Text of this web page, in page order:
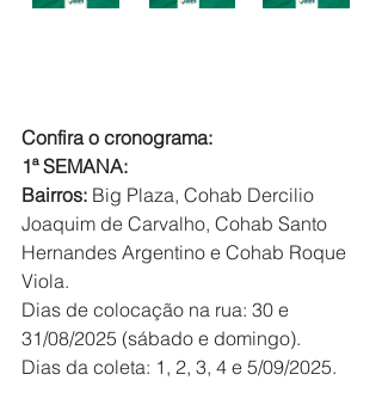
Confira o cronograma:
1ª SEMANA:
Bairros: Big Plaza, Cohab Dercilio
Joaquim de Carvalho, Cohab Santo
Hernandes Argentino e Cohab Roque
Viola.
Dias de colocação na rua: 30 e
31/08/2025 (sábado e domingo).
Dias da coleta: 1, 2, 3, 4 e 5/09/2025.